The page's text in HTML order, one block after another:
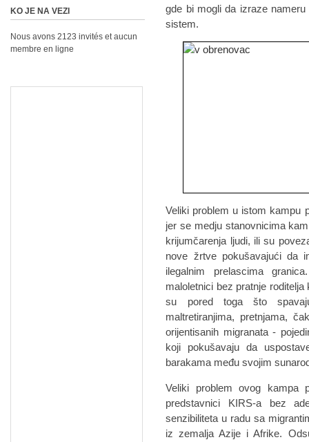
gde bi mogli da izraze
sistem.
Veliki problem u istom kampu
jer se medju stanovnicima
krijumčarenja ljudi, ili su
nove žrtve pokušavajući da
ilegalnim prelascima
maloletnici bez pratnje
su pored toga što
maltretiranjima, pretnjama,
orijentisanih migranata -
koji pokušavaju da
barakama među svojim
Veliki problem ovog kampa
predstavnici KIRS-a bez
senzibiliteta u radu sa
iz zemalja Azije i Afrike.
KO JE NA VEZI
Nous avons 2123 invités et aucun
membre en ligne